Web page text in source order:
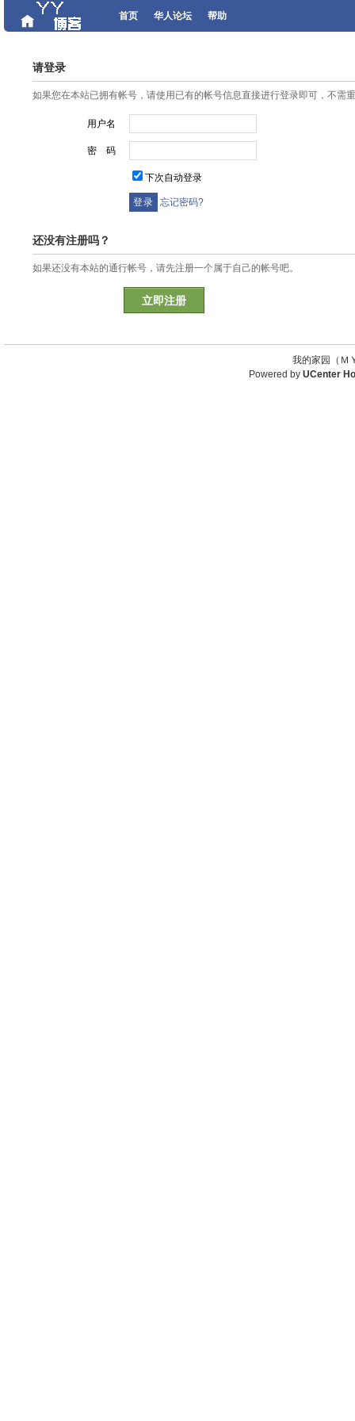
首页 华人论坛 帮助
请登录
如果您在本站已拥有帐号，请使用已有的帐号信息直接进行登录即可，不需
用户名
密 码
下次自动登录
忘记密码?
还没有注册吗？
如果还没有本站的通行帐号，请先注册一个属于自己的帐号吧。
立即注册
我的家园（
Powered by UCenter